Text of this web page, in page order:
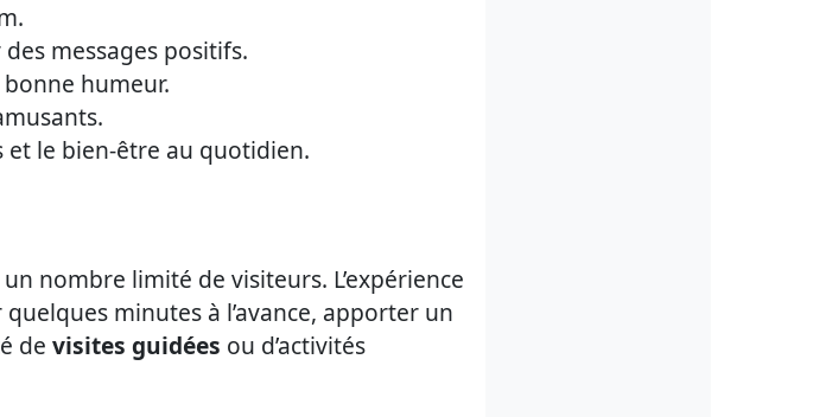
messages positifs.
humeur.
et le bien-être au quotidien.
un nombre limité de visiteurs. L’expérience
minutes à l’avance, apporter un
de visites guidées ou d’activités